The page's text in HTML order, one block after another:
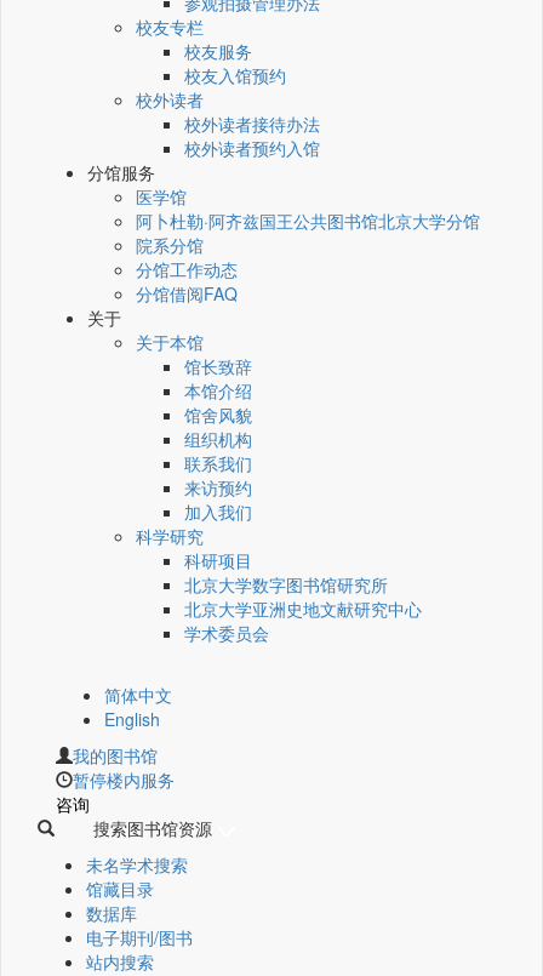
校友专栏
校友服务
校友入馆预约
校外读者
校外读者接待办法
校外读者预约入馆
分馆服务
医学馆
阿卜杜勒·阿齐兹国王公共图书馆北京大学分馆
院系分馆
分馆工作动态
分馆借阅FAQ
关于
关于本馆
馆长致辞
本馆介绍
馆舍风貌
组织机构
联系我们
来访预约
加入我们
科学研究
科研项目
北京大学数字图书馆研究所
北京大学亚洲史地文献研究中心
学术委员会
简体中文
English
我的图书馆
暂停楼内服务
咨询
搜索图书馆资源
未名学术搜索
馆藏目录
数据库
电子期刊/图书
站内搜索